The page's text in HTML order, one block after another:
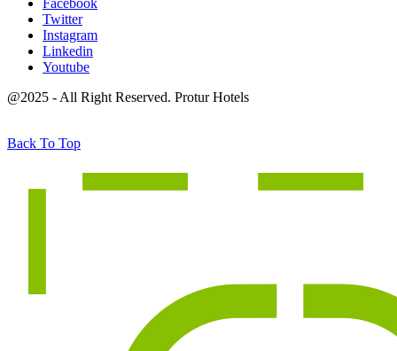
Facebook
Twitter
Instagram
Linkedin
Youtube
@2025 - All Right Reserved. Protur Hotels
Back To Top